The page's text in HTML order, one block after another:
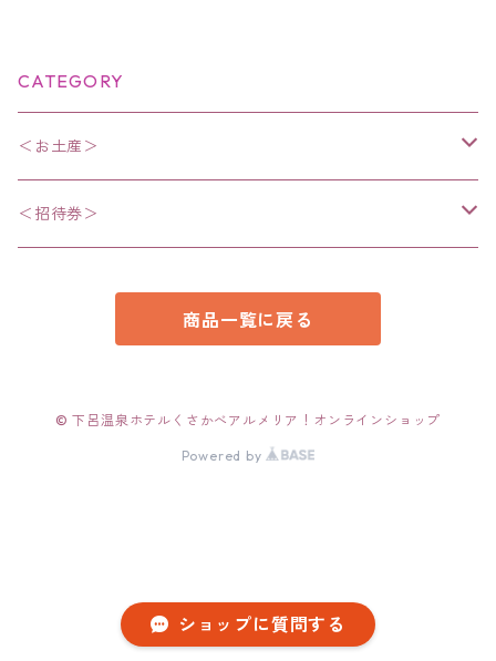
ショップに質問する
CATEGORY
＜お土産＞
・お菓子
・美容、ボディケア関連
・雑貨
＜招待券＞
商品一覧に戻る
© 下呂温泉ホテルくさかべアルメリア！オンラインショップ
Powered by